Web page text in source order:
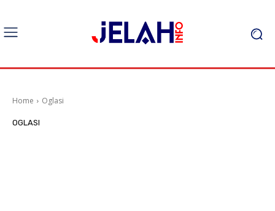
Home Oglasi
OGLASI